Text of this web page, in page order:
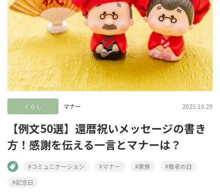
2025.10.29
くらし マナー
【例文50選】還暦祝いメッセージの書き
方！感謝を伝える一言とマナーは？
#コミュニケーション #マナー #家族
#敬老の日
#記念日